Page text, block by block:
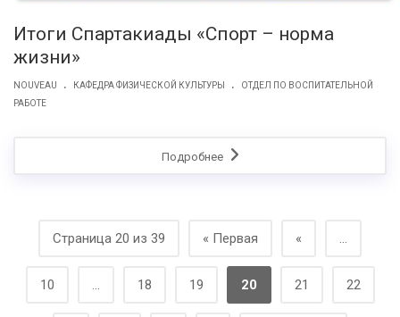
Итоги Спартакиады «Спорт – норма
жизни»
NOUVEAU . КАФЕДРА ФИЗИЧЕСКОЙ КУЛЬТУРЫ .
ОТДЕЛ ПО ВОСПИТАТЕЛЬНОЙ
РАБОТЕ
Подробнее
Страница 20 из 39 « Первая « ...
10 ... 18 19 20 21 22